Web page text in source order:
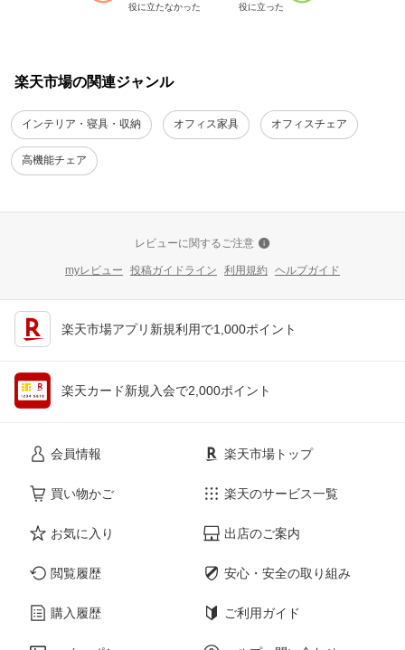
役に立たなかった 役に立った
楽天市場の関連ジャンル
インテリア・寝具・収納 オフィス家具 オフィスチェア
高機能チェア
レビューに関するご注意
myレビュー 投稿ガイドライン 利用規約 ヘルプガイド
楽天市場アプリ新規利用で1,000ポイント
楽天カード新規入会で2,000ポイント
会員情報
買い物かご
お気に入り
閲覧履歴
購入履歴
楽天市場トップ
楽天のサービス一覧
出店のご案内
安心・安全の取り組み
ご利用ガイド